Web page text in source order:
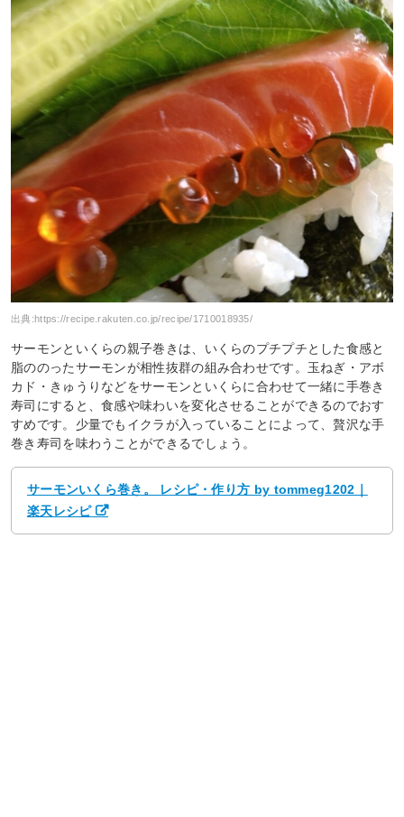
出典:https://recipe.rakuten.co.jp/recipe/1710018935/
サーモンといくらの親子巻きは、いくらのプチプチとした食感と
脂ののったサーモンが相性抜群の組み合わせです。玉ねぎ・アボ
カド・きゅうりなどをサーモンといくらに合わせて一緒に手巻き
寿司にすると、食感や味わいを変化させることができるのでおす
すめです。少量でもイクラが入っていることによって、贅沢な手
巻き寿司を味わうことができるでしょう。
サーモンいくら巻き。 レシピ・作り方 by tommeg1202｜
楽天レシピ